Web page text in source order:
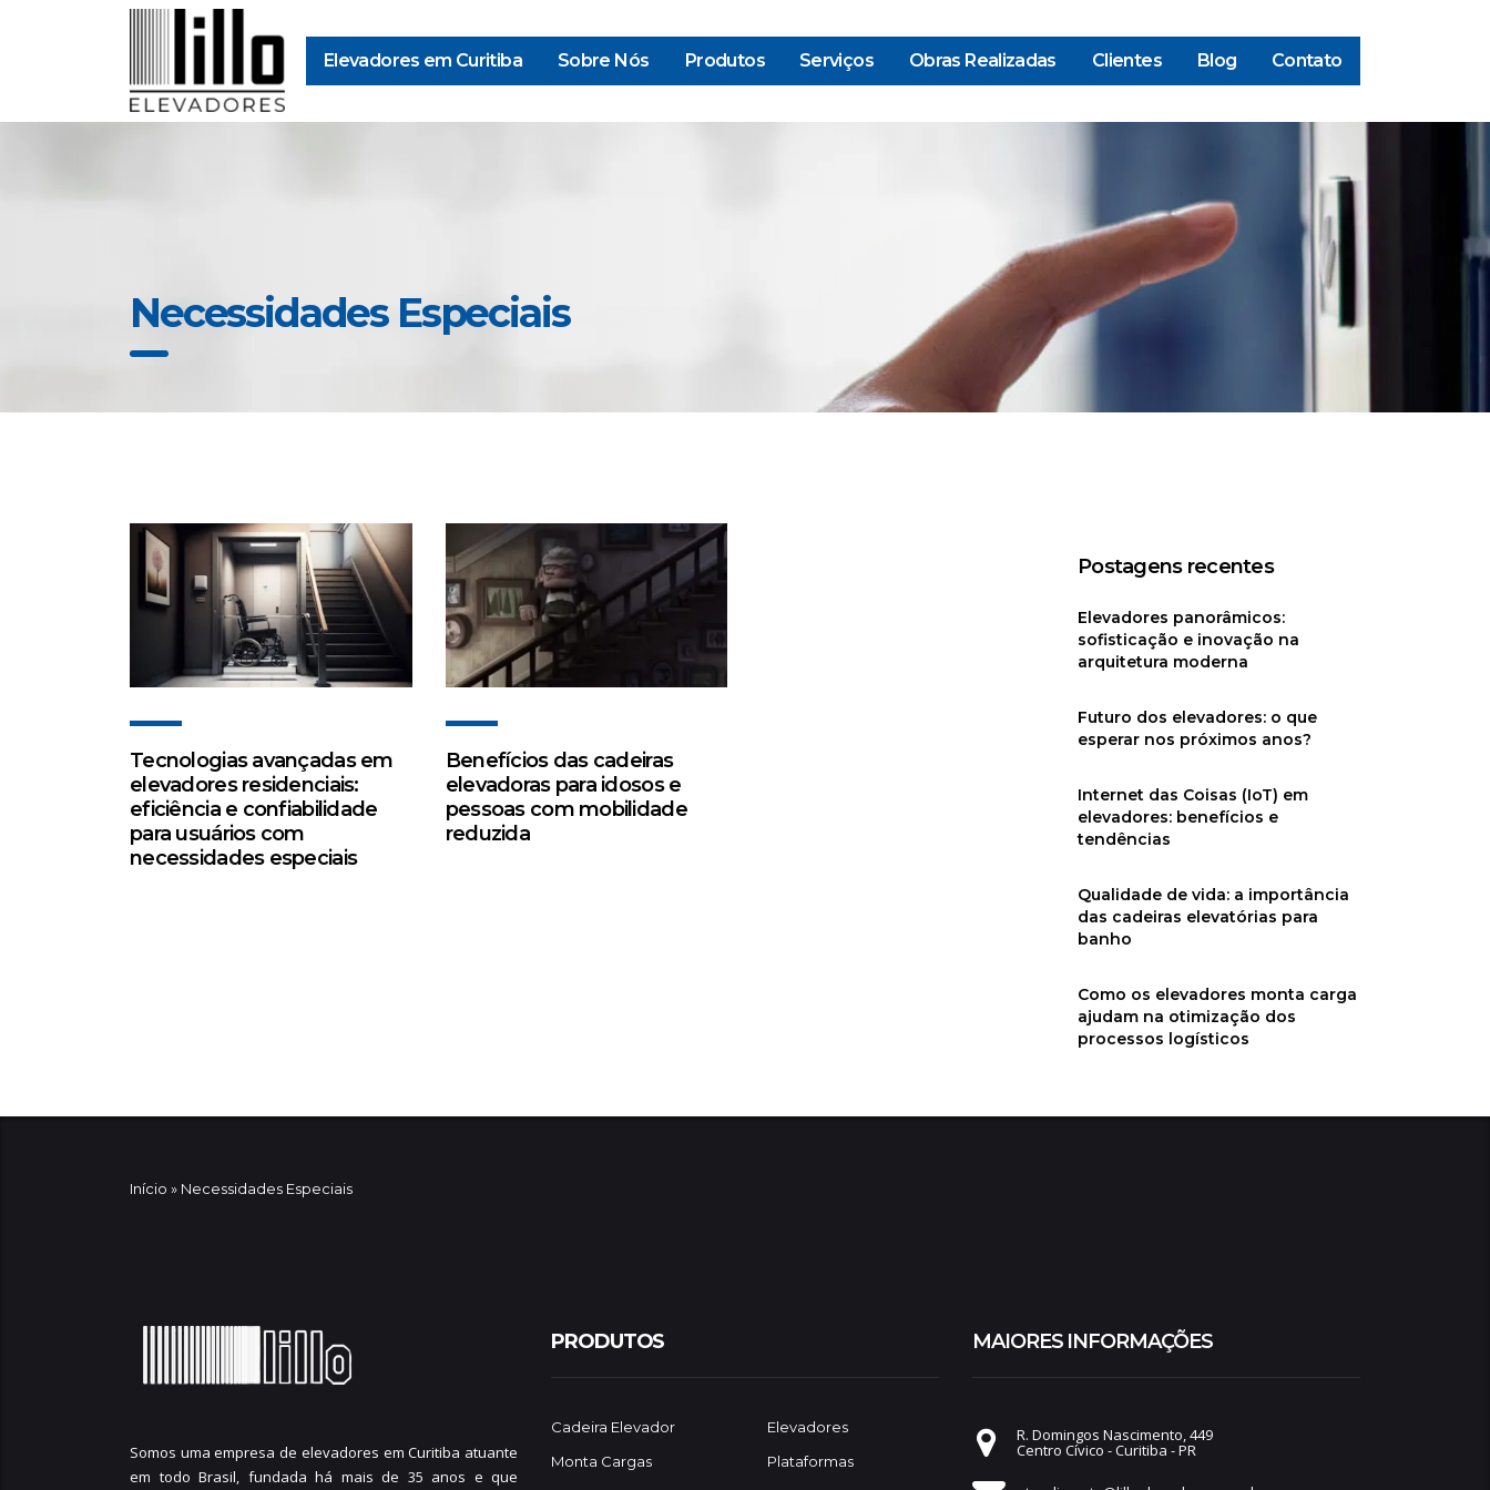
Elevadores em Curitiba Sobre Nós Produtos Serviços Obras Realizadas Clientes Blog Contato
Necessidades Especiais
Tecnologias avançadas em
elevadores residenciais:
eficiência e confiabilidade
para usuários com
necessidades especiais
Benefícios das cadeiras
elevadoras para idosos e
pessoas com mobilidade
reduzida
Postagens recentes
Elevadores panorâmicos:
sofisticação e inovação na
arquitetura moderna
Futuro dos elevadores: o que
esperar nos próximos anos?
Internet das Coisas (IoT) em
elevadores: benefícios e
tendências
Qualidade de vida: a importância
das cadeiras elevatórias para
banho
Como os elevadores monta carga
ajudam na otimização dos
processos logísticos
Início » Necessidades Especiais
Somos uma empresa de elevadores em Curitiba atuante
em todo Brasil, fundada há mais de 35 anos e que
PRODUTOS
Cadeira Elevador
Elevadores
Monta Cargas
Plataformas
MAIORES INFORMAÇÕES
R. Domingos Nascimento, 449
Centro Cívico - Curitiba - PR